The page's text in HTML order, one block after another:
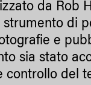
da Rob
di
e
sia stato
controllo del